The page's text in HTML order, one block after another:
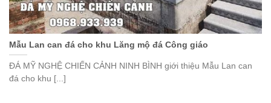
Mẫu Lan can đá cho khu Lăng mộ đá Công giáo
ĐÁ MỸ NGHỆ CHIẾN CẢNH NINH BÌNH giới thiệu Mẫu Lan can
đá cho khu [...]